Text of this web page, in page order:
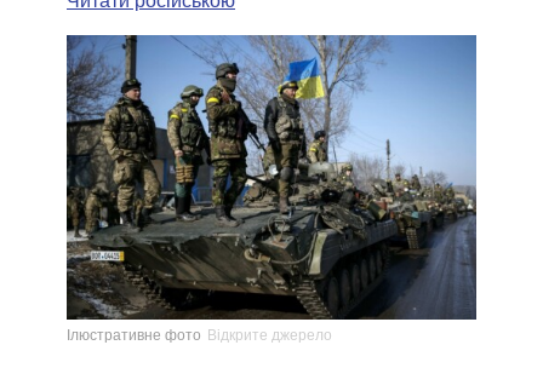
Ілюстративне фото Відкрите джерело